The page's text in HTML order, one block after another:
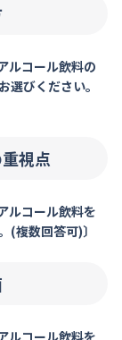
ルコール飲料の
選びください。
視点
ルコール飲料を
(複数回答可)〕